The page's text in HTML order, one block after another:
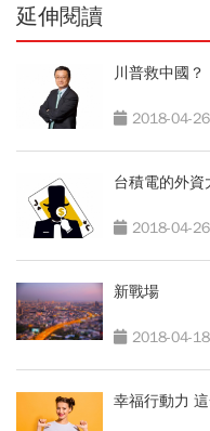
延伸閱讀
川普救中國？
2018-04-26
台積電的外資
2018-04-26
新戰場
2018-04-18
幸福行動力